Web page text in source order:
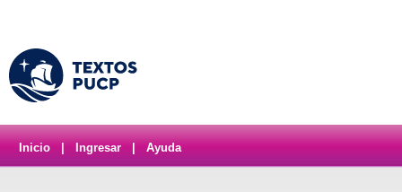
Inicio Ingresar Ayuda